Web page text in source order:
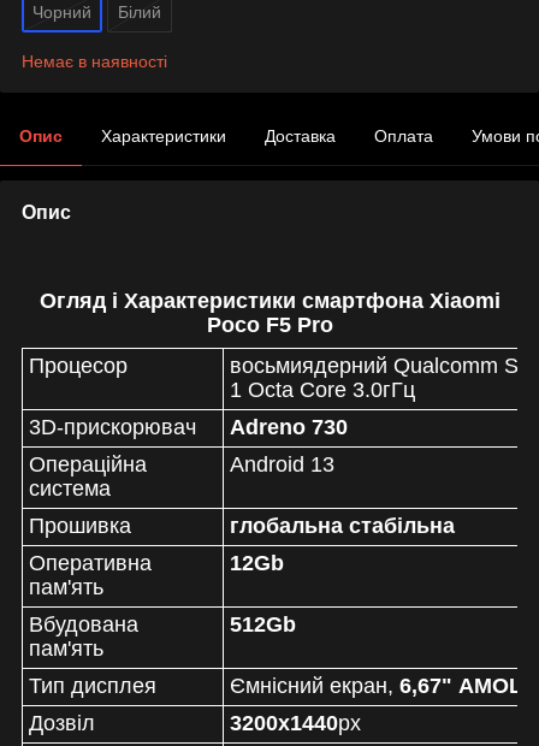
Чорний Білий
Немає в наявності
Опис Характеристики Доставка Оплата Умови
Опис
Огляд і Характеристики смартфона Xiaomi
Poco F5 Pro
Процесор
восьмиядерний Qualcomm
1 Octa Core 3.0гГц
3D-прискорювач
Adreno 730
Операційна
система
Android 13
Прошивка
глобальна стабільна
Оперативна
пам'ять
12Gb
Вбудована
пам'ять
512Gb
Тип дисплея Ємнісний екран, 6,67"
Дозвіл
3200x1440px